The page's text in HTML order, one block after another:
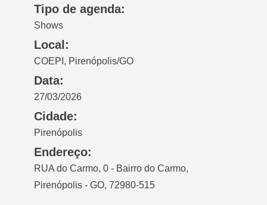
Tipo de agenda:
Shows
Local:
COEPI, Pirenópolis/GO
Data:
27/03/2026
Cidade:
Pirenópolis
Endereço:
RUA do Carmo, 0 - Bairro do Carmo,
Pirenópolis - GO, 72980-515